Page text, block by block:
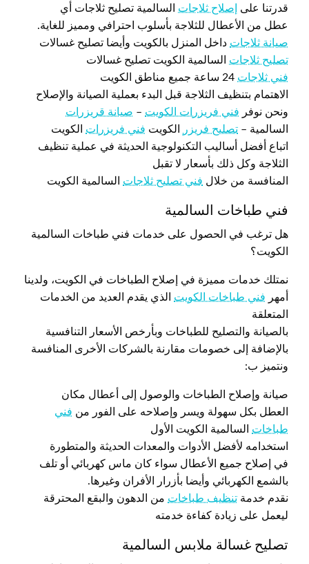
قدرتنا على إصلاح ثلاجات السالمية تصليح ثلاجات أي
عطل من الأعطال للثلاجة بأسلوب احترافي ومميز للغاية.
صيانة ثلاجات داخل المنزل بالكويت وأيضا تصليح غسالات
تصليح ثلاجات السالمية الكويت تصليح غسالات
فني ثلاجات
الاهتمام بتنظيف الثلاجة قبل البدء بعملية الصيانة والإصلاح
ونحن نوفر فني فريزرات الكويت – صيانة قريزرات
السالمية – تصليح فريزر الكويت فني فريزرات الكويت
اتباع أفضل أساليب التكنولوجية الحديثة في عملية تنظيف
الثلاجة وكل ذلك بأسعار لا تقبل
المنافسة من خلال فني تصليح ثلاجات السالمية الكويت
فني طباخات السالمية
هل ترغب في الحصول على خدمات فني طباخات السالمية
الكويت؟
نمتلك خدمات مميزة في إصلاح الطباخات في الكويت، ولدينا
أمهر فني طباخات الكويت الذي يقدم العديد من الخدمات
المتعلقة
بالصيانة والتصليح للطباخات وبأرخص الأسعار التنافسية
بالإضافة إلى خصومات مقارنة بالشركات الأخرى المنافسة
ونتميز ب:
صيانة وإصلاح الطباخات والوصول إلى أعطال مكان
العطل بكل سهولة ويسر وإصلاحه على الفور من فني
طباخات السالمية الكويت الأول
استخدامه لأفضل الأدوات والمعدات الحديثة والمتطورة
في إصلاح جميع الأعطال سواء كان ماس كهربائي أو تلف
بالشمع الكهربائي وأيضا بأزرار الأفران وغيرها.
نقدم خدمة تنظيف طباخات من الدهون والبقع المحترقة
ليعمل على زيادة كفاءة خدمته
تصليح غسالة ملابس السالمية